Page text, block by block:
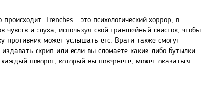
Trenches - это психологический хоррор, в
и слуха, используя свой траншейный свисток, чтобы
противник может услышать его. Враги также смогут
скрип или если вы сломаете какие-либо бутылки.
поворот, который вы повернете, может оказаться